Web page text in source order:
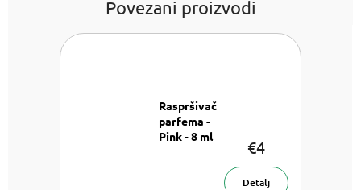
Povezani proizvodi
Raspršivač
parfema -
Pink - 8 ml
€4
Detalj